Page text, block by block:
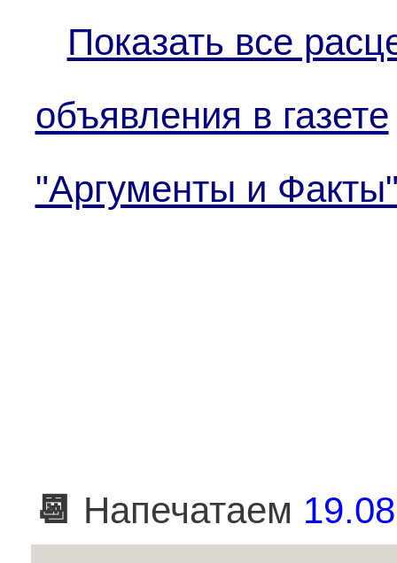
Показать все
объявления в газете
"Аргументы и
📆 Напечатаем